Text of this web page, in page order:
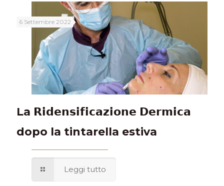
6 Settembre 2022
La 𝗥𝗶𝗱𝗲𝗻𝘀𝗶𝗳𝗶𝗰𝗮𝘇𝗶𝗼𝗻𝗲 𝗗𝗲𝗿𝗺𝗶𝗰𝗮
dopo la tintarella estiva
Leggi tutto